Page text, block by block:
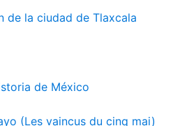
de la ciudad de Tlaxcala
de México
(Les vaincus du cinq mai)